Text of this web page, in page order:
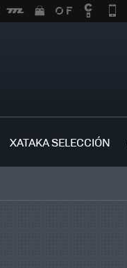
XATAKA SELECCIÓN